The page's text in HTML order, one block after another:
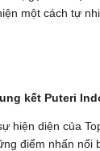
một cách tự
kết Puteri
hiện diện của
điểm nhấn nổi